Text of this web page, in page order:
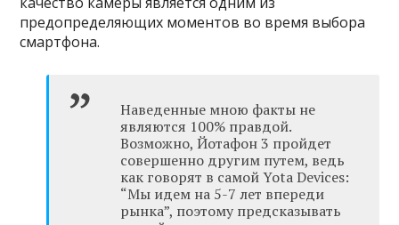
предопределяющих моментов во время выбора
смартфона.
Наведенные мною факты не
являются 100% правдой.
Возможно, Йотафон 3 пройдет
совершенно другим путем, ведь
как говорят в самой Yota Devices:
“Мы идем на 5-7 лет впереди
рынка”, поэтому предсказывать